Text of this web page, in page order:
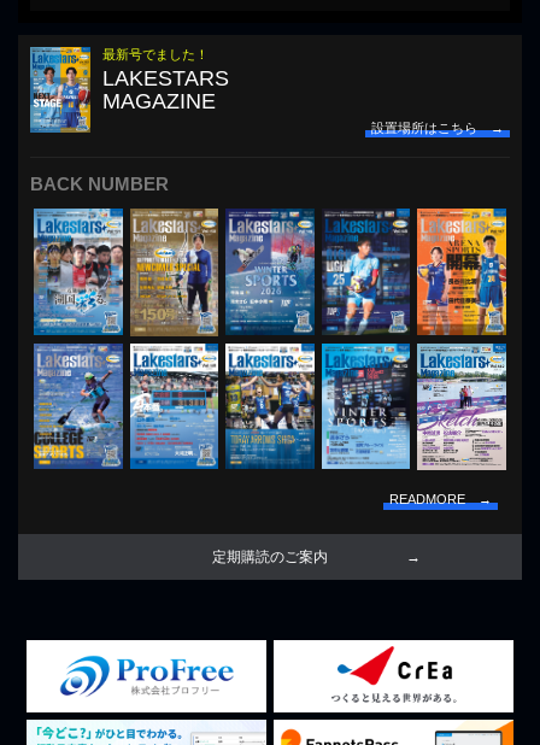
最新号でました！
LAKESTARS
MAGAZINE
設置場所はこちら →
BACK NUMBER
READMORE →
定期購読のご案内